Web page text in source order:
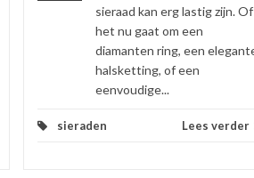
sieraad kan erg lastig zijn. Of
het nu gaat om een
diamanten ring, een
halsketting, of een
eenvoudige...
sieraden Lees verder